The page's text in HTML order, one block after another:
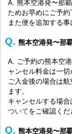
熊本空港発〜那
ためお早めにご予約
また便を追加する事
熊本空港発〜那
ご予約の熊本空
ャンセル料金は一切
ご入金後の場合は
ます。
キャンセルする場合
ついてをご確認くだ
熊本空港発〜那